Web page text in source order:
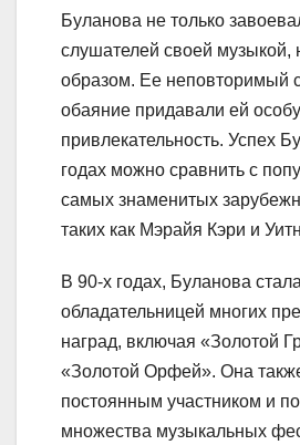
Буланова не только
слушателей своей музыкой,
образом. Ее неповторимый
обаяние придавали ей
привлекательность. Успех
годах можно сравнить с
самых знаменитых
таких как Мэрайя Кэри и
В 90-х годах, Буланова стала
обладательницей многих
наград, включая «Золотой
«Золотой Орфей». Она
постоянным участником и
множества музыкальных